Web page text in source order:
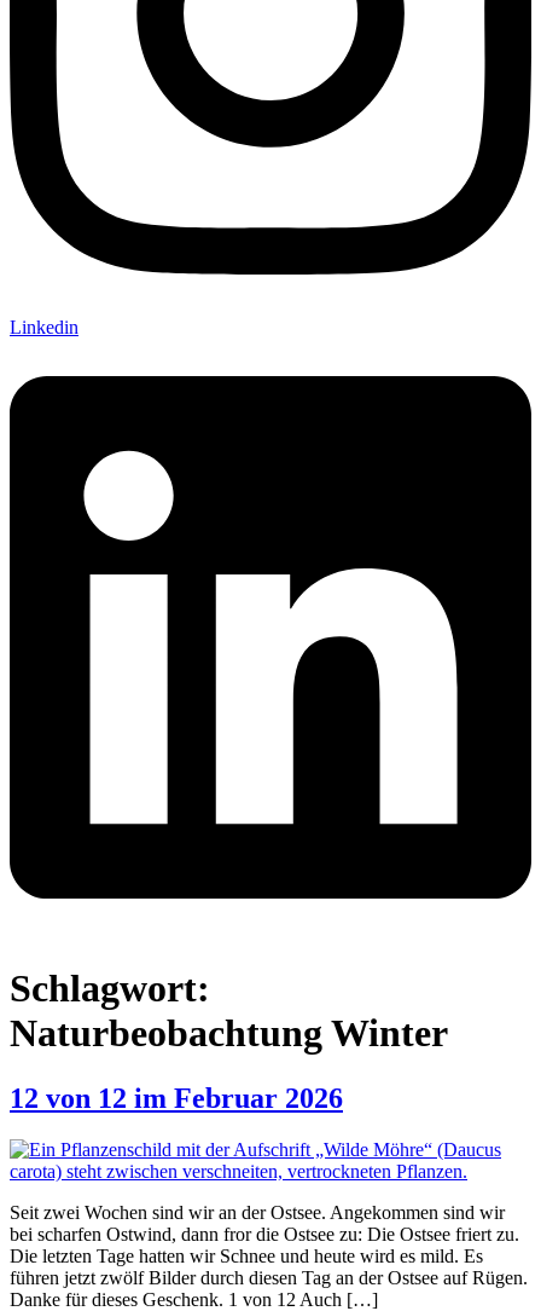
Linkedin
Schlagwort:
Naturbeobachtung Winter
12 von 12 im Februar 2026
Seit zwei Wochen sind wir an der Ostsee. Angekommen sind wir
bei scharfen Ostwind, dann fror die Ostsee zu: Die Ostsee friert zu.
Die letzten Tage hatten wir Schnee und heute wird es mild. Es
führen jetzt zwölf Bilder durch diesen Tag an der Ostsee auf Rügen.
Danke für dieses Geschenk. 1 von 12 Auch […]